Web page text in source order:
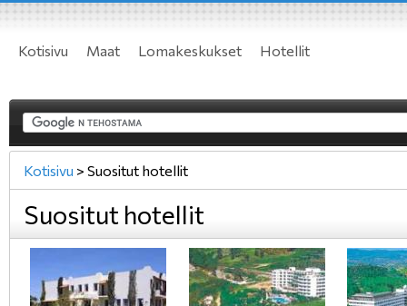
Kotisivu Maat Lomakeskukset Hotellit
Kotisivu > Suositut hotellit
Suositut hotellit